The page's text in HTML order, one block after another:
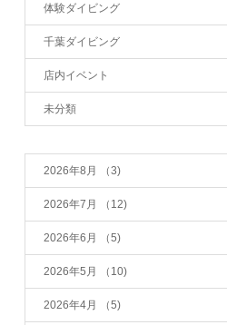
体験ダイビング
千葉ダイビング
店内イベント
未分類
2026年8月 （3)
2026年7月 （12)
2026年6月 （5)
2026年5月 （10)
2026年4月 （5)